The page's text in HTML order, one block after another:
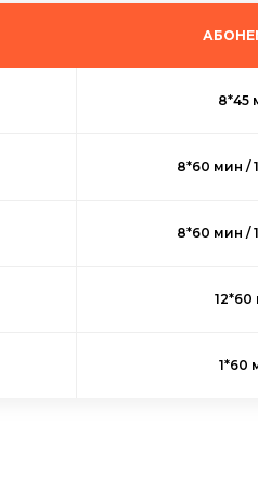
8*45
8*60 мин /
8*60 мин /
12*60
1*60